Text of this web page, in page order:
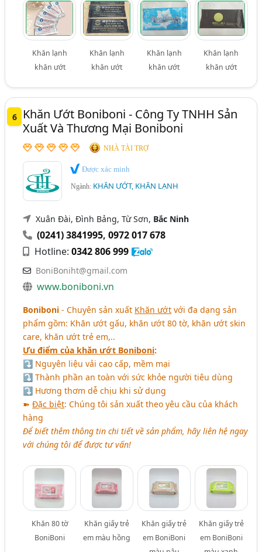
Khăn lạnh
khăn ướt
Khăn lạnh
khăn ướt
Khăn lạnh
khăn ướt
Khăn lạnh
khăn ướt
6
Khăn Ướt Boniboni - Công Ty TNHH Sản
Xuất Và Thương Mại Boniboni
NHÀ TÀI TRỢ
Được xác minh
Ngành: KHĂN ƯỚT, KHĂN LẠNH
Xuân Đài, Đình Bảng, Từ Sơn, Bắc Ninh
(0241) 3841995,0972 017 678
Hotline:0342 806 999
BoniBoniht@gmail.com
www.boniboni.vn
Boniboni - Chuyên sản xuất Khăn ướt với đa dạng sản
phẩm gồm: Khăn ướt gấu, khăn ướt 80 tờ, khăn ướt skin
care, khăn ướt trẻ em,..
Ưu điểm của khăn ướt Boniboni:
⤵ Nguyên liệu vải cao cấp, mềm mại
⤵ Thành phần an toàn với sức khỏe người tiêu dùng
⤵ Hương thơm dễ chịu khi sử dụng
➽Đặc biệt: Chúng tôi sản xuất theo yêu cầu của khách
hàng
Để biết thêm thông tin chi tiết về sản phẩm, hãy liên hệ ngay
với chúng tôi để được tư vấn!
Khăn 80 tờ
BoniBoni
Khăn giấy trẻ
em màu hồng
Khăn giấy trẻ
em BoniBoni
Khăn giấy trẻ
em BoniBoni